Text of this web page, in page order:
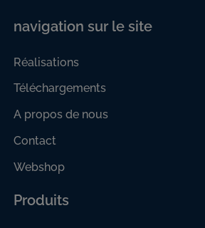
navigation sur le site
Réalisations
Téléchargements
A propos de nous
Contact
Webshop
Produits